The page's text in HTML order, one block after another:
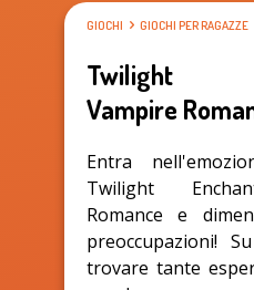
GIOCHI GIOCHI PER RAGAZZE
Twilight
Vampire
Entra
Twilight
Romance e
preoccupazioni!
trovare tante